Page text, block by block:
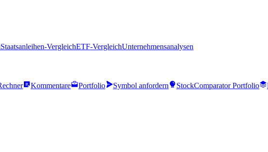
Staatsanleihen-VergleichETF-VergleichUnternehmensanalysen
Kommentare Portfolio Symbol anfordern StockComparator Portfolio